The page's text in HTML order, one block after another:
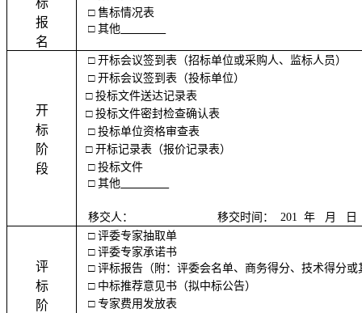
标
报
名
□ 售标情况表
□ 其他
开
标
阶
段
□开标会议签到表（招标单位或采购人、监标人员）
□开标会议签到表（投标单位）
□投标文件送达记录表
□投标文件密封检查确认表
□ 投标单位资格审查表
□开标记录表（报价记录表）
□ 投标文件
□其他
移交人： 移交时间： 201 年 月
评
标
阶
□ 评委专家抽取单
□ 评委专家承诺书
□评标报告（附：评委会名单、商务得分、技术得分或
□ 中标推荐意见书（拟中标公告）
□ 专家费用发放表